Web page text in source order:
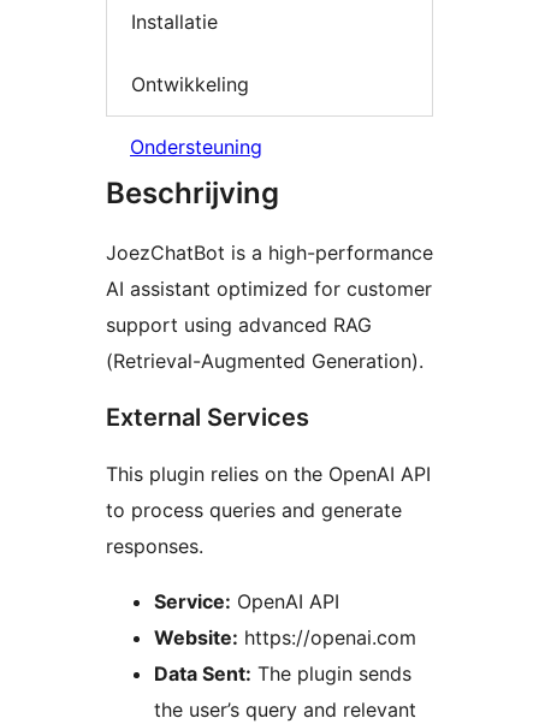
Installatie
Ontwikkeling
Ondersteuning
Beschrijving
JoezChatBot is a high-performance
AI assistant optimized for customer
support using advanced RAG
(Retrieval-Augmented Generation).
External Services
This plugin relies on the OpenAI API
to process queries and generate
responses.
Service: OpenAI API
Website: https://openai.com
Data Sent: The plugin sends
the user’s query and relevant